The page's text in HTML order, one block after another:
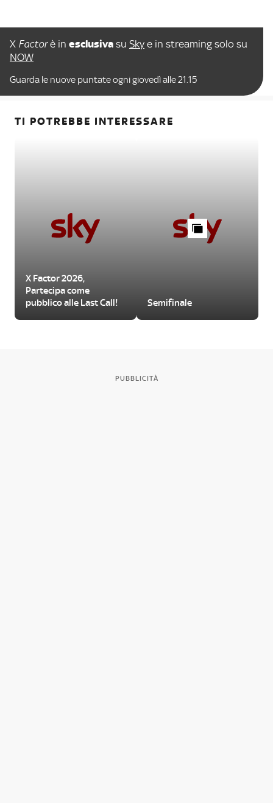
X Factorè in esclusiva su Sky e in streaming solo su
NOW
Guarda le nuove puntate ogni giovedì alle 21.15
TI POTREBBE INTERESSARE
X Factor 2026,
Partecipa come
pubblico alle Last Call!
Semifinale
PUBBLICITÀ